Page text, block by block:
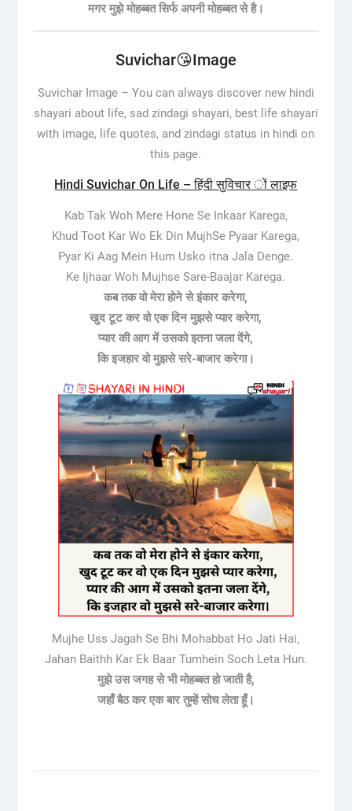
मगर मुझे मोहब्बत सिर्फ अपनी मोहब्बत से है।
Suvichar😘Image
Suvichar Image – You can always discover new hindi
shayari about life, sad zindagi shayari, best life shayari
with image, life quotes, and zindagi status in hindi on
this page.
Hindi Suvichar On Life – हिंदी सुविचार ों लाइफ
Kab Tak Woh Mere Hone Se Inkaar Karega,
Khud Toot Kar Wo Ek Din MujhSe Pyaar Karega,
Pyar Ki Aag Mein Hum Usko itna Jala Denge.
Ke Ijhaar Woh Mujhse Sare-Baajar Karega.
कब तक वो मेरा होने से इंकार करेगा,
खुद टूट कर वो एक दिन मुझसे प्यार करेगा,
प्यार की आग में उसको इतना जला देंगे,
कि इजहार वो मुझसे सरे-बाजार करेगा।
Mujhe Uss Jagah Se Bhi Mohabbat Ho Jati Hai,
Jahan Baithh Kar Ek Baar Tumhein Soch Leta Hun.
मुझे उस जगह से भी मोहब्बत हो जाती है,
जहाँ बैठ कर एक बार तुम्हें सोच लेता हूँ।